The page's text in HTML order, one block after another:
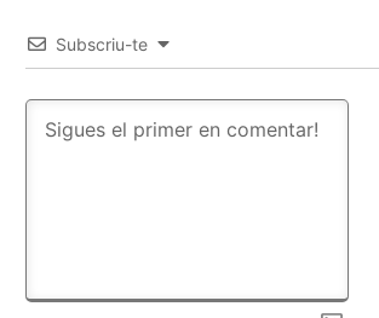
Subscriu-te